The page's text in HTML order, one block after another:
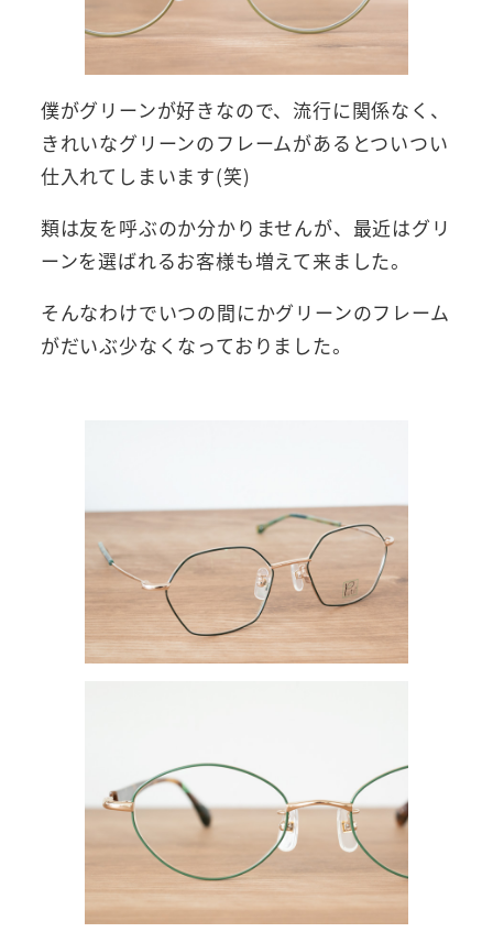
僕がグリーンが好きなので、流行に関係なく、
きれいなグリーンのフレームがあるとついつい
仕入れてしまいます(笑)
類は友を呼ぶのか分かりませんが、最近はグリ
ーンを選ばれるお客様も増えて来ました。
そんなわけでいつの間にかグリーンのフレーム
がだいぶ少なくなっておりました。